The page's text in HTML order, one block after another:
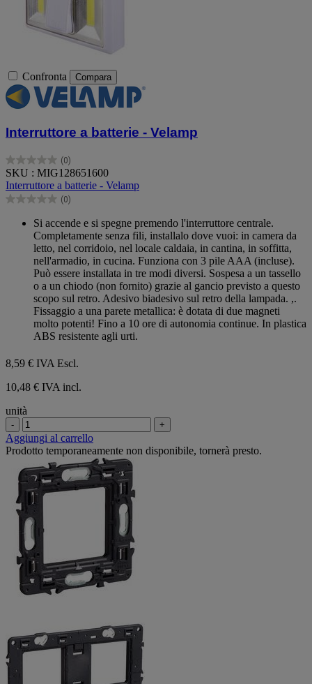
Confronta Compara
Interruttore a batterie - Velamp
(0)
0.0
su
5
stelle.
SKU : MIG128651600
Interruttore a batterie - Velamp
(0)
0.0
Si accende e si spegne premendo l'interruttore centrale.
Completamente senza fili, installalo dove vuoi: in camera da
letto, nel corridoio, nel locale caldaia, in cantina, in soffitta,
nell'armadio, in cucina. Funziona con 3 pile AAA (incluse).
Può essere installata in tre modi diversi. Sospesa a un tassello
o a un chiodo (non fornito) grazie al gancio previsto a questo
scopo sul retro. Adesivo biadesivo sul retro della lampada. ,.
Fissaggio a una parete metallica: è dotata di due magneti
molto potenti! Fino a 10 ore di autonomia continue. In plastica
ABS resistente agli urti.
8,59 € IVA Escl.
10,48 € IVA incl.
unità
- +
Aggiungi al carrello
Prodotto temporaneamente non disponibile, tornerà presto.